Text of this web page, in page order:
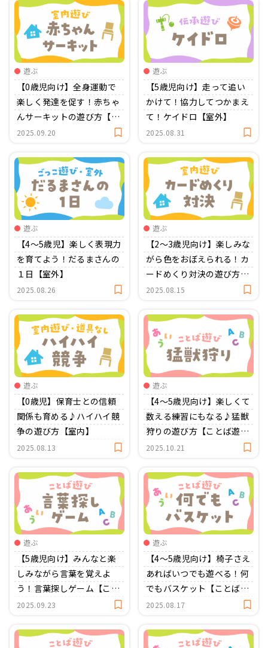
遊ぶ
【0歳児向け】全身運動で
楽しく発達を促す！赤ちゃ
んサーキットの遊び方【室
内】
2025.09.20
遊ぶ
【5歳児向け】走って追い
かけて！協力してつかまえ
て！ケイドロ【室外】
2025.08.31
遊ぶ
【4〜5歳児】楽しく表現力
を育てよう！だるまさんの
１日【室外】
2025.08.26
遊ぶ
【2～3歳児向け】楽しみな
がら色をおぼえられる！カ
ードめくり対決の遊び方
【室内】
2025.08.15
遊ぶ
【0歳児】保育士との信頼
関係も育める♪ハイハイ競
争の遊び方【室内】
2025.08.13
遊ぶ
【4〜5歳児向け】楽しくて
数える練習にもなる♪猛獣
狩りの遊び方【ことば遊
び】
2025.10.21
遊ぶ
【5歳児向け】みんなと楽
しみながら言葉を覚えよ
う！言葉探しゲーム【こと
ば遊び】
2025.09.23
遊ぶ
【4〜5歳児向け】椅子さえ
あればいつでも遊べる！何
でもバスケット【ことば遊
び】
2025.08.17